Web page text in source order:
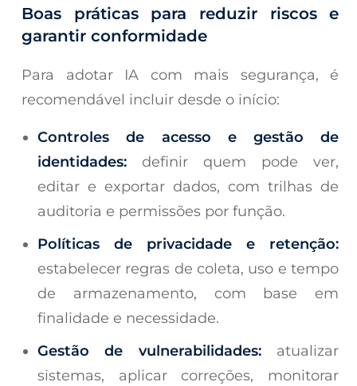
Boas práticas para reduzir riscos e
garantir conformidade
Para adotar IA com mais segurança, é
recomendável incluir desde o início:
Controles de acesso e gestão de
identidades: definir quem pode ver,
editar e exportar dados, com trilhas de
auditoria e permissões por função.
Políticas de privacidade e retenção:
estabelecer regras de coleta, uso e tempo
de armazenamento, com base em
finalidade e necessidade.
Gestão de vulnerabilidades:atualizar
sistemas, aplicar correções, monitorar